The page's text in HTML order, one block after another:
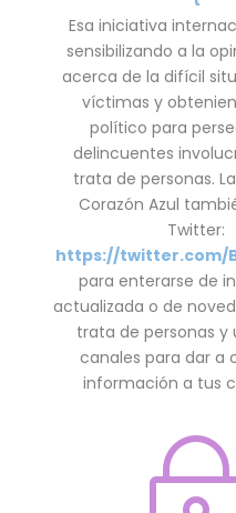
Esa iniciativa
sensibilizando a la
acerca de la difícil
víctimas y
político para
delincuentes
trata de personas.
Corazón Azul
Twitter:
https://twitter.com/
para enterarse de
actualizada o de
trata de personas y
canales para dar a
información a tus